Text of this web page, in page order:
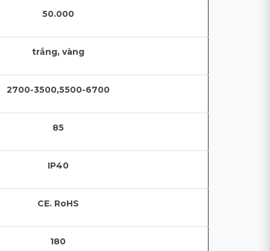
50.000
trắng, vàng
2700-3500,5500-6700
85
IP40
CE. RoHS
180